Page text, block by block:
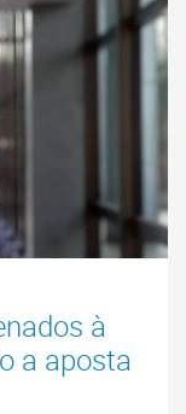
à
a aposta